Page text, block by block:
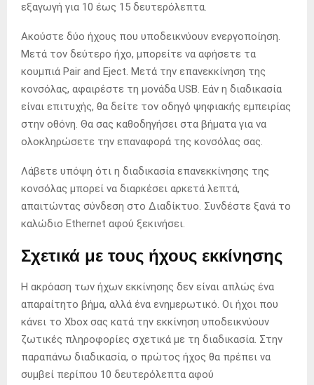
εξαγωγή για 10 έως 15 δευτερόλεπτα.
Ακούστε δύο ήχους που υποδεικνύουν ενεργοποίηση.
Μετά τον δεύτερο ήχο, μπορείτε να αφήσετε τα
κουμπιά Pair and Eject. Μετά την επανεκκίνηση της
κονσόλας, αφαιρέστε τη μονάδα USB. Εάν η διαδικασία
είναι επιτυχής, θα δείτε τον οδηγό ψηφιακής εμπειρίας
στην οθόνη. Θα σας καθοδηγήσει στα βήματα για να
ολοκληρώσετε την επαναφορά της κονσόλας σας.
Λάβετε υπόψη ότι η διαδικασία επανεκκίνησης της
κονσόλας μπορεί να διαρκέσει αρκετά λεπτά,
απαιτώντας σύνδεση στο Διαδίκτυο. Συνδέστε ξανά το
καλώδιο Ethernet αφού ξεκινήσει.
Σχετικά με τους ήχους εκκίνησης
Η ακρόαση των ήχων εκκίνησης δεν είναι απλώς ένα
απαραίτητο βήμα, αλλά ένα ενημερωτικό. Οι ήχοι που
κάνει το Xbox σας κατά την εκκίνηση υποδεικνύουν
ζωτικές πληροφορίες σχετικά με τη διαδικασία. Στην
παραπάνω διαδικασία, ο πρώτος ήχος θα πρέπει να
συμβεί περίπου 10 δευτερόλεπτα αφού